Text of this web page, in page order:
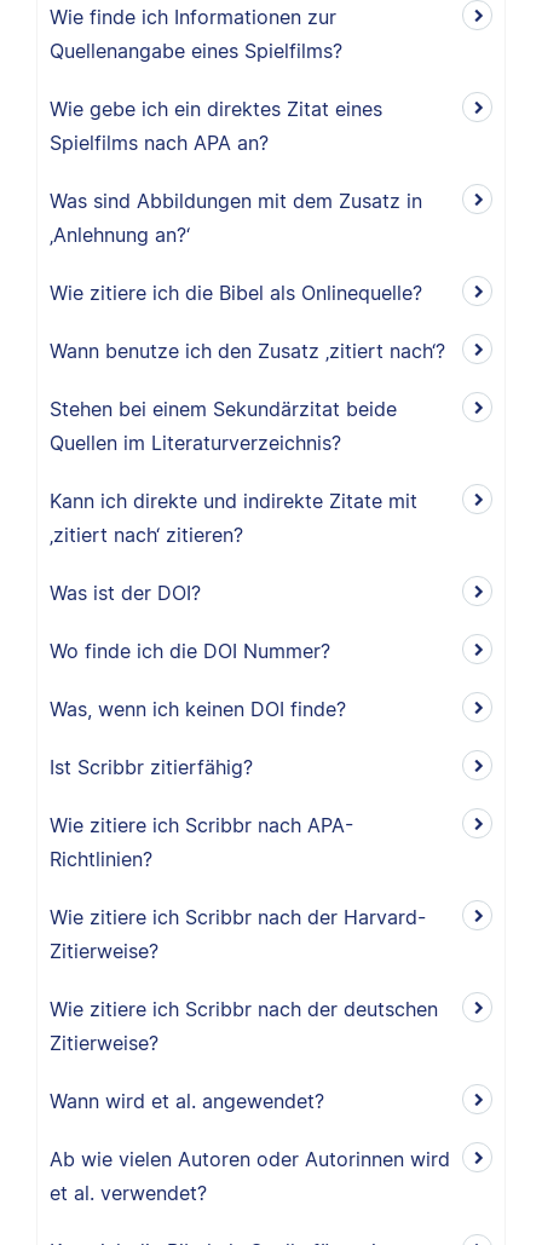
Wie finde ich Informationen zur
Quellenangabe eines Spielfilms?
Wie gebe ich ein direktes Zitat eines
Spielfilms nach APA an?
Was sind Abbildungen mit dem Zusatz in
‚Anlehnung an?‘
Wie zitiere ich die Bibel als Onlinequelle?
Wann benutze ich den Zusatz ‚zitiert nach‘?
Stehen bei einem Sekundärzitat beide
Quellen im Literaturverzeichnis?
Kann ich direkte und indirekte Zitate mit
‚zitiert nach‘ zitieren?
Was ist der DOI?
Wo finde ich die DOI Nummer?
Was, wenn ich keinen DOI finde?
Ist Scribbr zitierfähig?
Wie zitiere ich Scribbr nach APA-
Richtlinien?
Wie zitiere ich Scribbr nach der Harvard-
Zitierweise?
Wie zitiere ich Scribbr nach der deutschen
Zitierweise?
Wann wird et al. angewendet?
Ab wie vielen Autoren oder Autorinnen wird
et al. verwendet?